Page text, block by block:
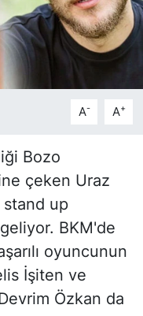
A- A+
Bozo
çeken Uraz
stand up
BKM'de
oyuncunun
İşiten ve
Özkan da